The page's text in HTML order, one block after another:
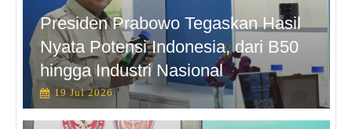
Presiden Prabowo Tegaskan Hasil
Nyata Potensi Indonesia, dari B50
hingga Industri Nasional
19 Jul 2026